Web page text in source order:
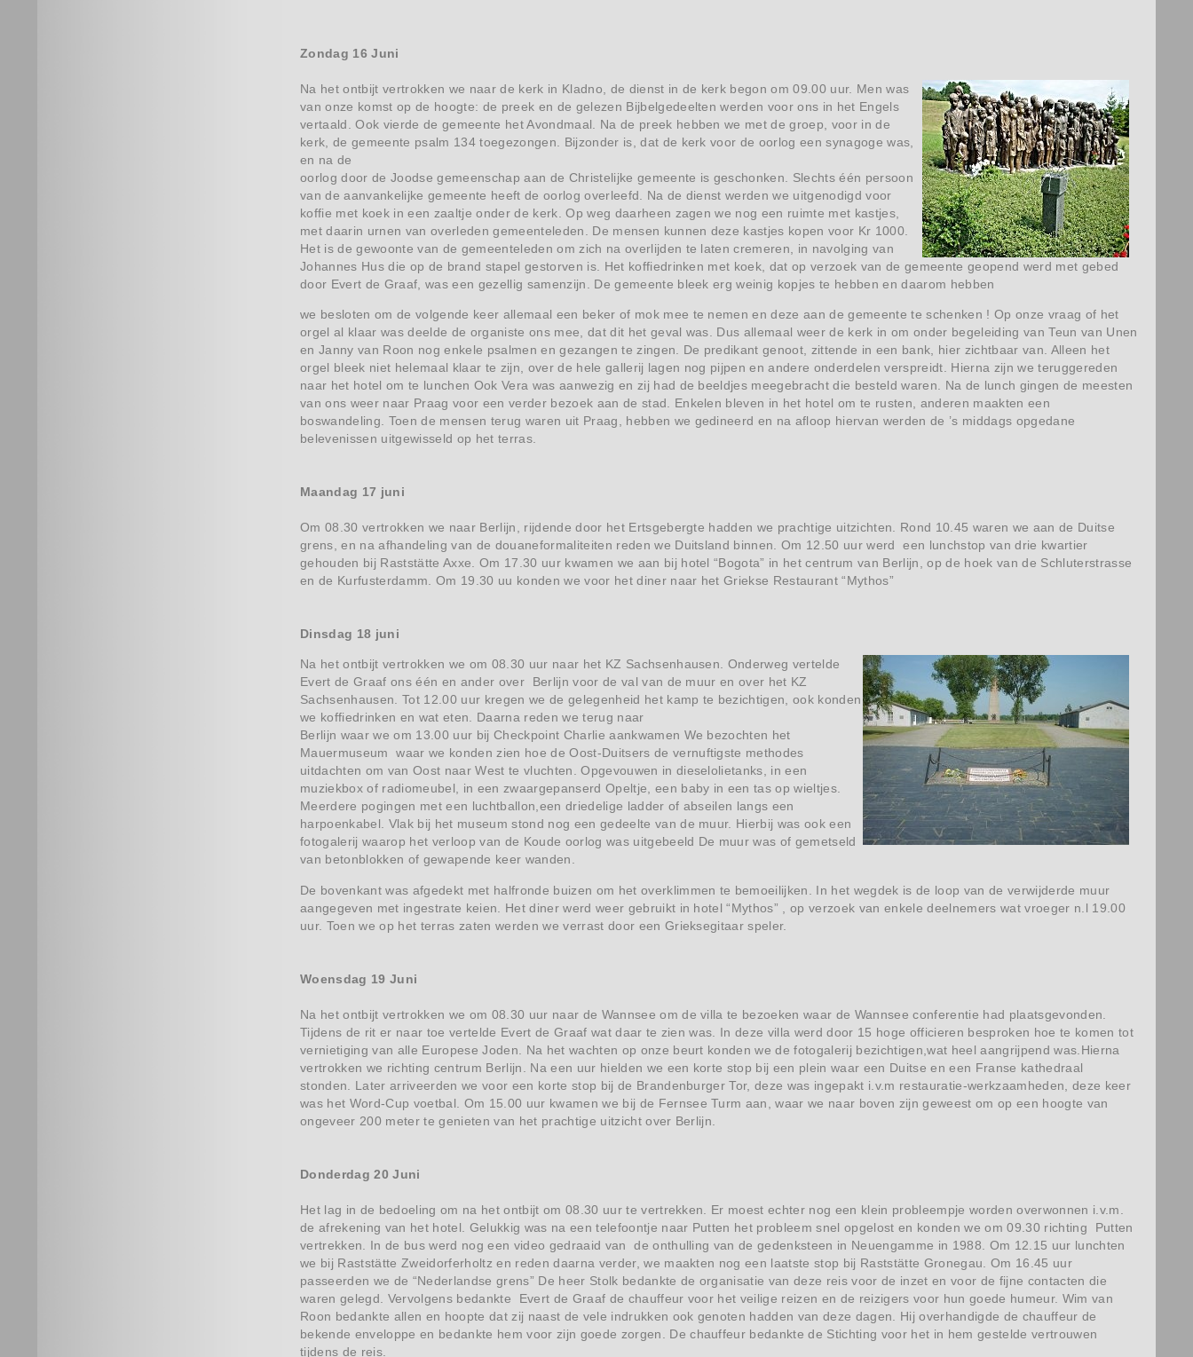
Zondag 16 Juni
Na het ontbijt vertrokken we naar de kerk in Kladno, de dienst in de kerk begon om 09.00 uur. Men was
van onze komst op de hoogte: de preek en de gelezen Bijbelgedeelten werden voor ons in het Engels
vertaald. Ook vierde de gemeente het Avondmaal. Na de preek hebben we met de groep, voor in de
kerk, de gemeente psalm 134 toegezongen. Bijzonder is, dat de kerk voor de oorlog een synagoge was,
en na de
oorlog door de Joodse gemeenschap aan de Christelijke gemeente is geschonken. Slechts één persoon
van de aanvankelijke gemeente heeft de oorlog overleefd. Na de dienst werden we uitgenodigd voor
koffie met koek in een zaaltje onder de kerk. Op weg daarheen zagen we nog een ruimte met kastjes,
met daarin urnen van overleden gemeenteleden. De mensen kunnen deze kastjes kopen voor Kr 1000.
Het is de gewoonte van de gemeenteleden om zich na overlijden te laten cremeren, in navolging van
Johannes Hus die op de brand stapel gestorven is. Het koffiedrinken met koek, dat op verzoek van de gemeente geopend werd met gebed
door Evert de Graaf, was een gezellig samenzijn. De gemeente bleek erg weinig kopjes te hebben en daarom hebben
we besloten om de volgende keer allemaal een beker of mok mee te nemen en deze aan de gemeente te schenken ! Op onze vraag of het
orgel al klaar was deelde de organiste ons mee, dat dit het geval was. Dus allemaal weer de kerk in om onder begeleiding van Teun van Unen
en Janny van Roon nog enkele psalmen en gezangen te zingen. De predikant genoot, zittende in een bank, hier zichtbaar van. Alleen het
orgel bleek niet helemaal klaar te zijn, over de hele gallerij lagen nog pijpen en andere onderdelen verspreidt. Hierna zijn we teruggereden
naar het hotel om te lunchen Ook Vera was aanwezig en zij had de beeldjes meegebracht die besteld waren. Na de lunch gingen de meesten
van ons weer naar Praag voor een verder bezoek aan de stad. Enkelen bleven in het hotel om te rusten, anderen maakten een
boswandeling. Toen de mensen terug waren uit Praag, hebben we gedineerd en na afloop hiervan werden de ’s middags opgedane
belevenissen uitgewisseld op het terras.
Maandag 17 juni
Om 08.30 vertrokken we naar Berlijn, rijdende door het Ertsgebergte hadden we prachtige uitzichten. Rond 10.45 waren we aan de Duitse
grens, en na afhandeling van de douaneformaliteiten reden we Duitsland binnen. Om 12.50 uur werd een lunchstop van drie kwartier
gehouden bij Raststätte Axxe. Om 17.30 uur kwamen we aan bij hotel “Bogota” in het centrum van Berlijn, op de hoek van de Schluterstrasse
en de Kurfusterdamm. Om 19.30 uu konden we voor het diner naar het Griekse Restaurant “Mythos”
Dinsdag 18 juni
Na het ontbijt vertrokken we om 08.30 uur naar het KZ Sachsenhausen. Onderweg vertelde
Evert de Graaf ons één en ander over Berlijn voor de val van de muur en over het KZ
Sachsenhausen. Tot 12.00 uur kregen we de gelegenheid het kamp te bezichtigen, ook konden
we koffiedrinken en wat eten. Daarna reden we terug naar
Berlijn waar we om 13.00 uur bij Checkpoint Charlie aankwamen We bezochten het
Mauermuseum waar we konden zien hoe de Oost-Duitsers de vernuftigste methodes
uitdachten om van Oost naar West te vluchten. Opgevouwen in dieselolietanks, in een
muziekbox of radiomeubel, in een zwaargepanserd Opeltje, een baby in een tas op wieltjes.
Meerdere pogingen met een luchtballon,een driedelige ladder of abseilen langs een
harpoenkabel. Vlak bij het museum stond nog een gedeelte van de muur. Hierbij was ook een
fotogalerij waarop het verloop van de Koude oorlog was uitgebeeld De muur was of gemetseld
van betonblokken of gewapende keer wanden.
De bovenkant was afgedekt met halfronde buizen om het overklimmen te bemoeilijken. In het wegdek is de loop van de verwijderde muur
aangegeven met ingestrate keien. Het diner werd weer gebruikt in hotel “Mythos” , op verzoek van enkele deelnemers wat vroeger n.l 19.00
uur. Toen we op het terras zaten werden we verrast door een Grieksegitaar speler.
Woensdag 19 Juni
Na het ontbijt vertrokken we om 08.30 uur naar de Wannsee om de villa te bezoeken waar de Wannsee conferentie had plaatsgevonden.
Tijdens de rit er naar toe vertelde Evert de Graaf wat daar te zien was. In deze villa werd door 15 hoge officieren besproken hoe te komen tot
vernietiging van alle Europese Joden. Na het wachten op onze beurt konden we de fotogalerij bezichtigen,wat heel aangrijpend was.Hierna
vertrokken we richting centrum Berlijn. Na een uur hielden we een korte stop bij een plein waar een Duitse en een Franse kathedraal
stonden. Later arriveerden we voor een korte stop bij de Brandenburger Tor, deze was ingepakt i.v.m restauratie-werkzaamheden, deze keer
was het Word-Cup voetbal. Om 15.00 uur kwamen we bij de Fernsee Turm aan, waar we naar boven zijn geweest om op een hoogte van
ongeveer 200 meter te genieten van het prachtige uitzicht over Berlijn.
Donderdag 20 Juni
Het lag in de bedoeling om na het ontbijt om 08.30 uur te vertrekken. Er moest echter nog een klein probleempje worden overwonnen i.v.m.
de afrekening van het hotel. Gelukkig was na een telefoontje naar Putten het probleem snel opgelost en konden we om 09.30 richting Putten
vertrekken. In de bus werd nog een video gedraaid van de onthulling van de gedenksteen in Neuengamme in 1988. Om 12.15 uur lunchten
we bij Raststätte Zweidorferholtz en reden daarna verder, we maakten nog een laatste stop bij Raststätte Gronegau. Om 16.45 uur
passeerden we de “Nederlandse grens” De heer Stolk bedankte de organisatie van deze reis voor de inzet en voor de fijne contacten die
waren gelegd. Vervolgens bedankte Evert de Graaf de chauffeur voor het veilige reizen en de reizigers voor hun goede humeur. Wim van
Roon bedankte allen en hoopte dat zij naast de vele indrukken ook genoten hadden van deze dagen. Hij overhandigde de chauffeur de
bekende enveloppe en bedankte hem voor zijn goede zorgen. De chauffeur bedankte de Stichting voor het in hem gestelde vertrouwen
tijdens de reis.